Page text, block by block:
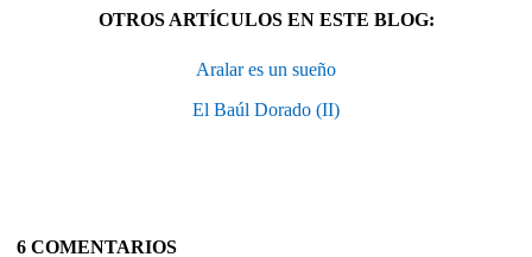
OTROS ARTÍCULOS EN ESTE BLOG:
Aralar es un sueño
El Baúl Dorado (II)
6 COMENTARIOS